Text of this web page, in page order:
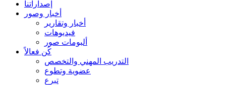
إصداراتنا
أخبار وصور
أخبار وتقارير
فيديوهات
ألبومات صور
كُن فعالاً
التدريب المهني والتخصص
عضوية وتطوع
تبرع